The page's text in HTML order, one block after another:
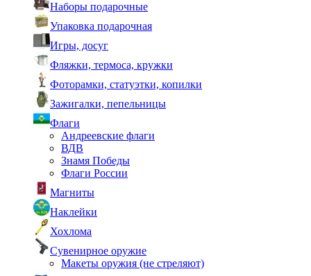
Наборы подарочные
Упаковка подарочная
Игры, досуг
Фляжки, термоса, кружки
Фоторамки, статуэтки, копилки
Зажигалки, пепельницы
Флаги
Андреевские флаги
ВДВ
Знамя Победы
Флаги России
Магниты
Наклейки
Хохлома
Сувенирное оружие
Макеты оружия (не стреляют)